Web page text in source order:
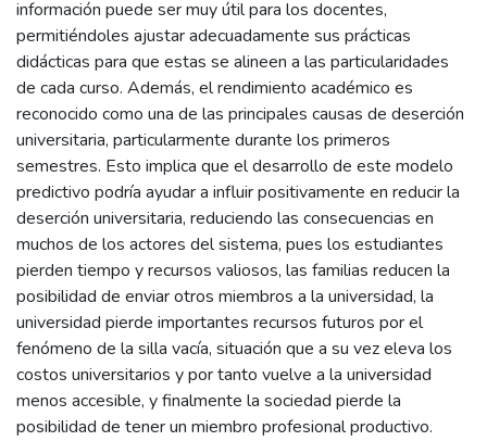
información puede ser muy útil para los docentes,
permitiéndoles ajustar adecuadamente sus prácticas
didácticas para que estas se alineen a las particularidades
de cada curso. Además, el rendimiento académico es
reconocido como una de las principales causas de deserción
universitaria, particularmente durante los primeros
semestres. Esto implica que el desarrollo de este modelo
predictivo podría ayudar a influir positivamente en reducir la
deserción universitaria, reduciendo las consecuencias en
muchos de los actores del sistema, pues los estudiantes
pierden tiempo y recursos valiosos, las familias reducen la
posibilidad de enviar otros miembros a la universidad, la
universidad pierde importantes recursos futuros por el
fenómeno de la silla vacía, situación que a su vez eleva los
costos universitarios y por tanto vuelve a la universidad
menos accesible, y finalmente la sociedad pierde la
posibilidad de tener un miembro profesional productivo.